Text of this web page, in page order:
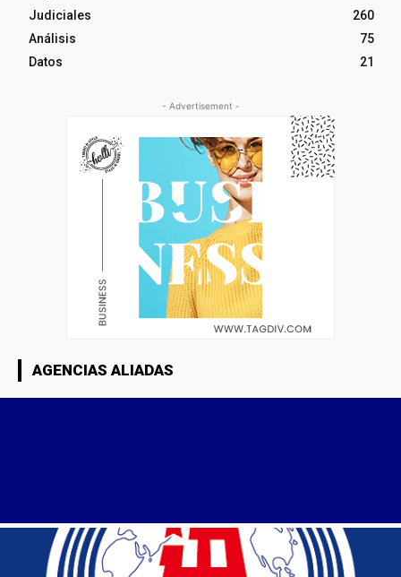
Judiciales
260
Análisis
75
Datos
21
- Advertisement -
AGENCIAS ALIADAS